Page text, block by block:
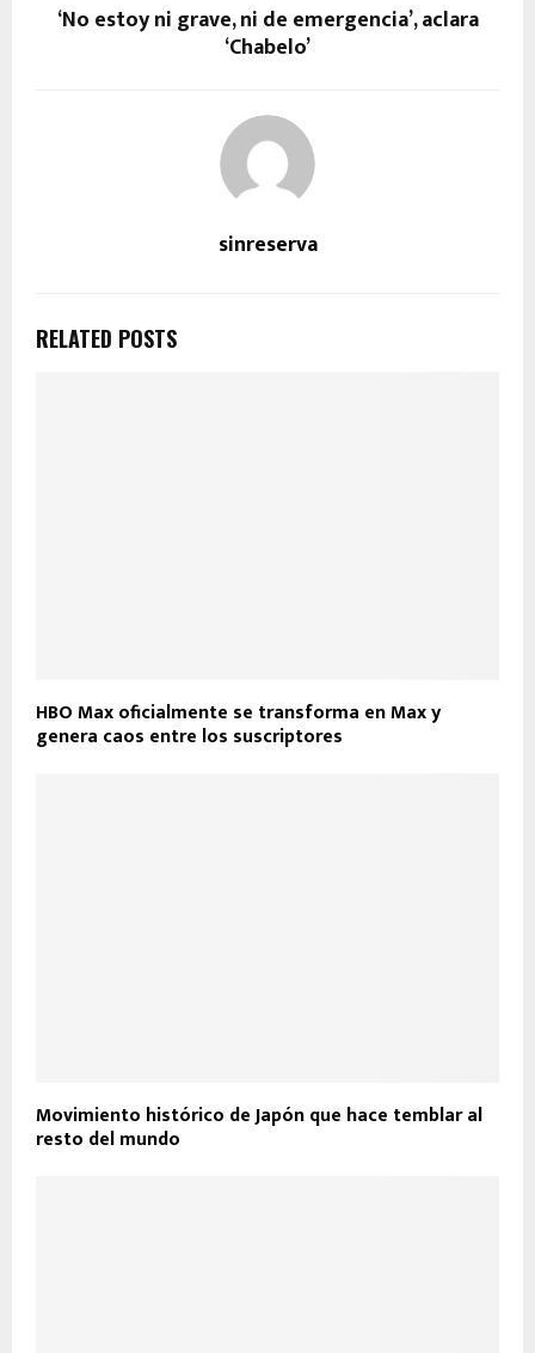
‘No estoy ni grave, ni de emergencia’, aclara
‘Chabelo’
sinreserva
RELATED POSTS
HBO Max oficialmente se transforma en Max y
genera caos entre los suscriptores
Movimiento histórico de Japón que hace temblar al
resto del mundo